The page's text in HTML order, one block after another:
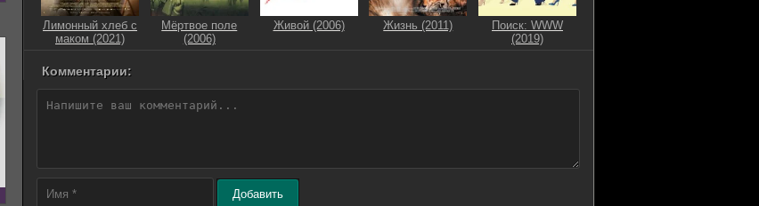
Лимонный хлеб с
маком (2021)
Мёртвое поле
(2006)
Живой (2006) Жизнь (2011)
Поиск: WWW
(2019)
Комментарии:
Добавить